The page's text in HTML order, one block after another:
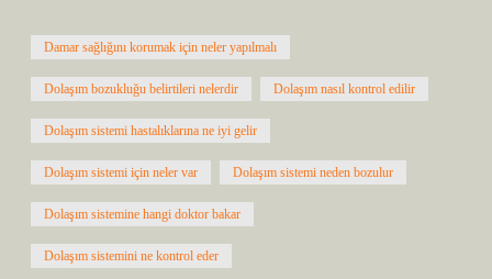
Damar sağlığını korumak için neler yapılmalı
Dolaşım bozukluğu belirtileri nelerdir Dolaşım nasıl kontrol edilir
Dolaşım sistemi hastalıklarına ne iyi gelir
Dolaşım sistemi için neler var Dolaşım sistemi neden bozulur
Dolaşım sistemine hangi doktor bakar
Dolaşım sistemini ne kontrol eder